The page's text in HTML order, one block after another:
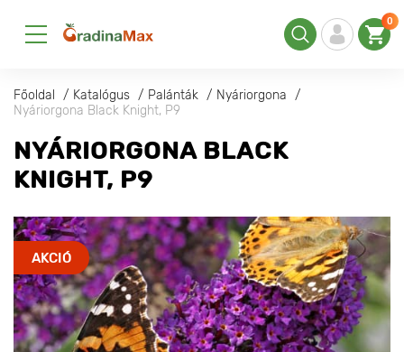
0
Főoldal Katalógus Palánták
Nyáriorgona
Nyáriorgona Black Knight, P9
NYÁRIORGONA BLACK
KNIGHT, P9
AKCIÓ